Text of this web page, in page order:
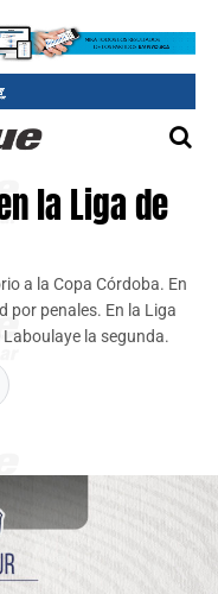
la Liga de
a la Copa Córdoba. En
por penales. En la Liga
la segunda.